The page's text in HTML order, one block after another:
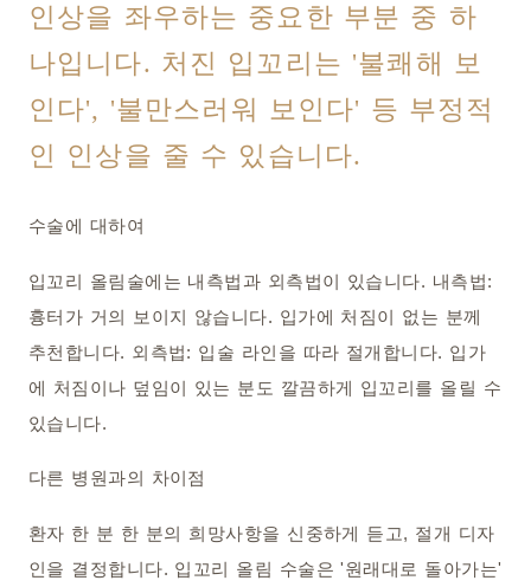
인상을 좌우하는 중요한 부분 중 하
나입니다. 처진 입꼬리는 '불쾌해 보
인다', '불만스러워 보인다' 등 부정적
인 인상을 줄 수 있습니다.
수술에 대하여
입꼬리 올림술에는 내측법과 외측법이 있습니다. 내측법:
흉터가 거의 보이지 않습니다. 입가에 처짐이 없는 분께
추천합니다. 외측법: 입술 라인을 따라 절개합니다. 입가
에 처짐이나 덮임이 있는 분도 깔끔하게 입꼬리를 올릴 수
있습니다.
다른 병원과의 차이점
환자 한 분 한 분의 희망사항을 신중하게 듣고, 절개 디자
인을 결정합니다. 입꼬리 올림 수술은 '원래대로 돌아가는'